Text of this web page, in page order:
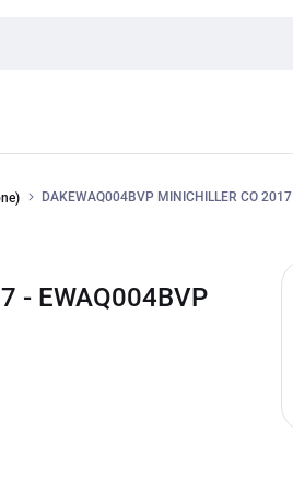
DAKEWAQ004BVP MINICHILLER CO 2017
- EWAQ004BVP